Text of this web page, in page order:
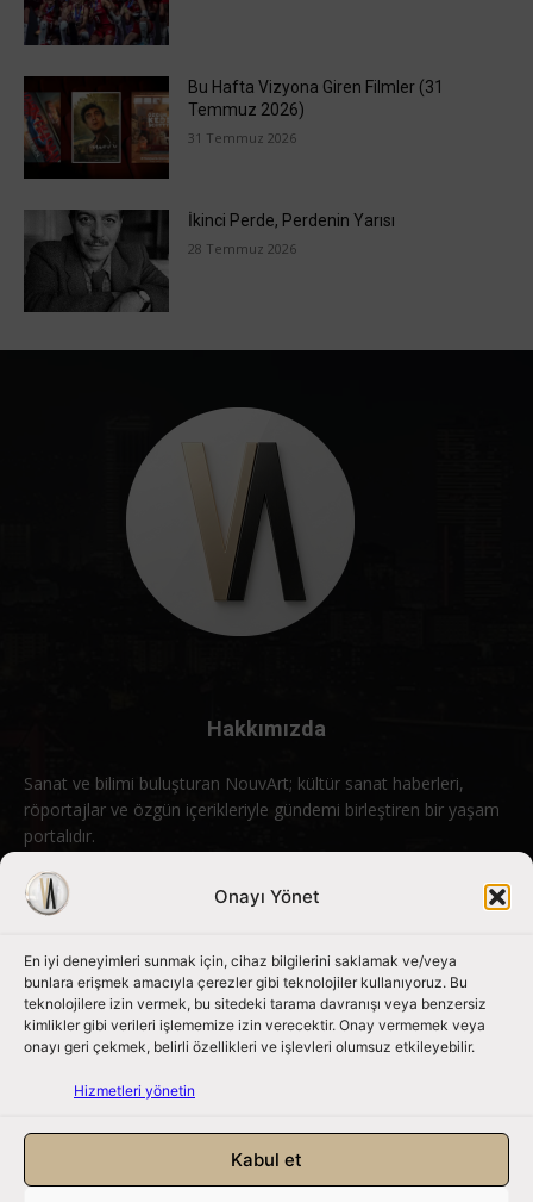
Onayı Yönet
En iyi deneyimleri sunmak için, cihaz bilgilerini saklamak ve/veya
bunlara erişmek amacıyla çerezler gibi teknolojiler kullanıyoruz. Bu
teknolojilere izin vermek, bu sitedeki tarama davranışı veya benzersiz
kimlikler gibi verileri işlememize izin verecektir. Onay vermemek veya
onayı geri çekmek, belirli özellikleri ve işlevleri olumsuz etkileyebilir.
Hizmetleri yönetin
Kabul et
Bu Hafta Vizyona Giren Filmler (31
Temmuz 2026)
31 Temmuz 2026
İkinci Perde, Perdenin Yarısı
28 Temmuz 2026
Hakkımızda
Sanat ve bilimi buluşturan NouvArt; kültür sanat haberleri,
röportajlar ve özgün içerikleriyle gündemi birleştiren bir yaşam
portalıdır.
Bizimle iletişime geçin: info@nouvart.net
Bizi Takip Edin